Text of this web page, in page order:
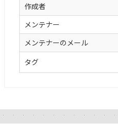
作成者
メンテナー
メンテナーのメール
タグ